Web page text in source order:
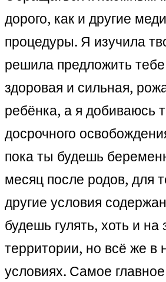
дорого, как и другие
процедуры. Я изучила
решила предложить
здоровая и сильная,
ребёнка, а я добиваюсь
досрочного
пока ты будешь
месяц после родов, для
другие условия
будешь гулять, хоть и на
территории, но всё же в
условиях. Самое